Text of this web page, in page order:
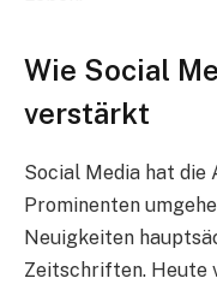
Wie Social
verstärkt
Social Media hat die
Prominenten
Neuigkeiten
Zeitschriften. Heute